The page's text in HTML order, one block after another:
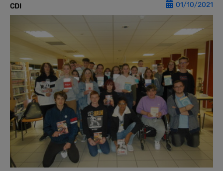
CDI 01/10/2021